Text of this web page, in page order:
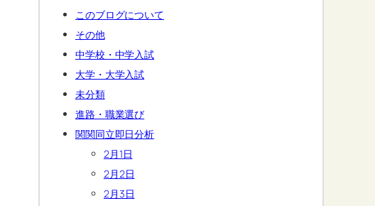
このブログについて
その他
中学校・中学入試
大学・大学入試
未分類
進路・職業選び
関関同立即日分析
2月1日
2月2日
2月3日